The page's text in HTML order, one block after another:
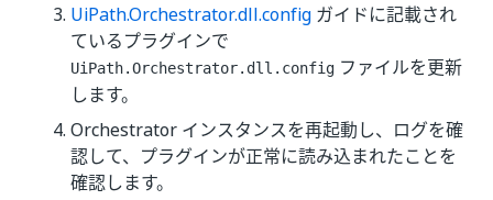
UiPath.Orchestrator.dll.config ガイドに記載され
ているプラグインで
UiPath.Orchestrator.dll.config ファイルを更新
します。
Orchestrator インスタンスを再起動し、ログを確
認して、プラグインが正常に読み込まれたことを
確認します。